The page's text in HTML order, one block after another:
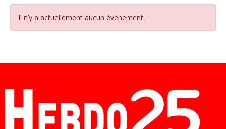
Il n’y a actuellement aucun évènement.